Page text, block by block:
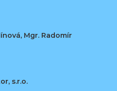
Mgr. Radomír
s.r.o.